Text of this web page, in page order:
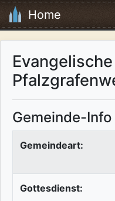
Home
Gemeinde-Info
Gemeindeart:
Gottesdienst: